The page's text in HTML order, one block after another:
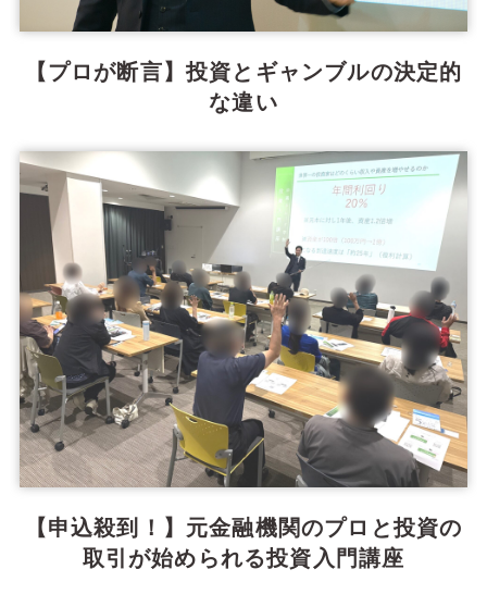
【プロが断言】投資とギャンブルの決定的
な違い
【申込殺到！】元金融機関のプロと投資の
取引が始められる投資入門講座